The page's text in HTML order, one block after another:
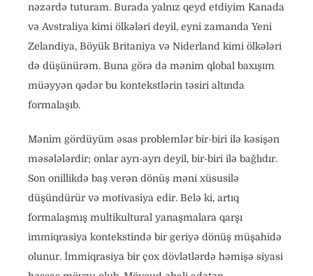
nəzərdə tuturam. Burada yalnız qeyd etdiyim Kanada
və Avstraliya kimi ölkələri deyil, eyni zamanda Yeni
Zelandiya, Böyük Britaniya və Niderland kimi ölkələri
də düşünürəm. Buna görə də mənim qlobal baxışım
müəyyən qədər bu kontekstlərin təsiri altında
formalaşıb.
Mənim gördüyüm əsas problemlər bir-biri ilə kəsişən
məsələlərdir; onlar ayrı-ayrı deyil, bir-biri ilə bağlıdır.
Son onillikdə baş verən dönüş məni xüsusilə
düşündürür və motivasiya edir. Belə ki, artıq
formalaşmış multikultural yanaşmalara qarşı
immiqrasiya kontekstində bir geriyə dönüş müşahidə
olunur. İmmiqrasiya bir çox dövlətlərdə həmişə siyasi